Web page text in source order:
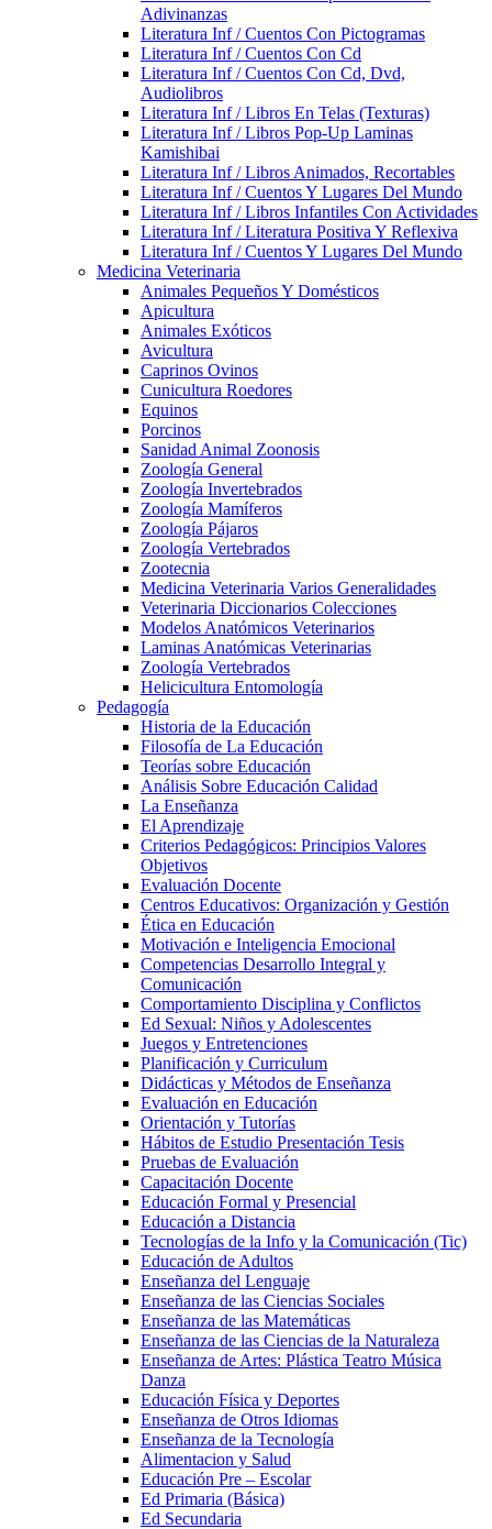
Adivinanzas
Literatura Inf / Cuentos Con Pictogramas
Literatura Inf / Cuentos Con Cd
Literatura Inf / Cuentos Con Cd, Dvd,
Audiolibros
Literatura Inf / Libros En Telas (Texturas)
Literatura Inf / Libros Pop-Up Laminas
Kamishibai
Literatura Inf / Libros Animados, Recortables
Literatura Inf / Cuentos Y Lugares Del Mundo
Literatura Inf / Libros Infantiles Con Actividades
Literatura Inf / Literatura Positiva Y Reflexiva
Literatura Inf / Cuentos Y Lugares Del Mundo
Medicina Veterinaria
Animales Pequeños Y Domésticos
Apicultura
Animales Exóticos
Avicultura
Caprinos Ovinos
Cunicultura Roedores
Equinos
Porcinos
Sanidad Animal Zoonosis
Zoología General
Zoología Invertebrados
Zoología Mamíferos
Zoología Pájaros
Zoología Vertebrados
Zootecnia
Medicina Veterinaria Varios Generalidades
Veterinaria Diccionarios Colecciones
Modelos Anatómicos Veterinarios
Laminas Anatómicas Veterinarias
Zoología Vertebrados
Helicicultura Entomología
Pedagogía
Historia de la Educación
Filosofía de La Educación
Teorías sobre Educación
Análisis Sobre Educación Calidad
La Enseñanza
El Aprendizaje
Criterios Pedagógicos: Principios Valores
Objetivos
Evaluación Docente
Centros Educativos: Organización y Gestión
Ética en Educación
Motivación e Inteligencia Emocional
Competencias Desarrollo Integral y
Comunicación
Comportamiento Disciplina y Conflictos
Ed Sexual: Niños y Adolescentes
Juegos y Entretenciones
Planificación y Curriculum
Didácticas y Métodos de Enseñanza
Evaluación en Educación
Orientación y Tutorías
Hábitos de Estudio Presentación Tesis
Pruebas de Evaluación
Capacitación Docente
Educación Formal y Presencial
Educación a Distancia
Tecnologías de la Info y la Comunicación (Tic)
Educación de Adultos
Enseñanza del Lenguaje
Enseñanza de las Ciencias Sociales
Enseñanza de las Matemáticas
Enseñanza de las Ciencias de la Naturaleza
Enseñanza de Artes: Plástica Teatro Música
Danza
Educación Física y Deportes
Enseñanza de Otros Idiomas
Enseñanza de la Tecnología
Alimentacion y Salud
Educación Pre – Escolar
Ed Primaria (Básica)
Ed Secundaria